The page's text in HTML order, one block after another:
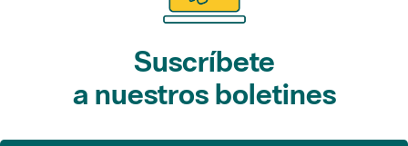
Suscríbete
a nuestros boletines